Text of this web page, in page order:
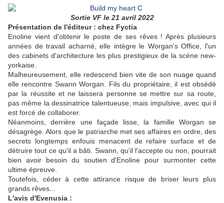
Sortie VF le 21 avril 2022
Présentation de l'éditeur : chez Fyctia
Enoline vient d'obtenir le poste de ses rêves ! Après plusieurs
années de travail acharné, elle intègre le Worgan's Office, l'un
des cabinets d'architecture les plus prestigieux de la scène new-
yorkaise.
Malheureusement, elle redescend bien vite de son nuage quand
elle rencontre Swann Worgan. Fils du propriétaire, il est obsédé
par la réussite et ne laissera personne se mettre sur sa route,
pas même la dessinatrice talentueuse, mais impulsive, avec qui il
est forcé de collaborer.
Néanmoins, derrière une façade lisse, la famille Worgan se
désagrège. Alors que le patriarche met ses affaires en ordre, des
secrets longtemps enfouis menacent de refaire surface et de
détruire tout ce qu'il a bâti. Swann, qu'il l'accepte ou non, pourrait
bien avoir besoin du soutien d'Enoline pour surmonter cette
ultime épreuve.
Toutefois, céder à cette attirance risque de briser leurs plus
grands rêves...
L'avis d'Evenusia :